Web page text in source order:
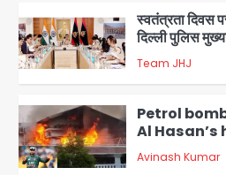
2
स्वतंत्रता दिवस
दिल्ली पुलिस
Team JHJ
3
Petrol
Al Hasan’s
वर्चुअल प्रेस
गुस्सा, शाकिब अल
Avinash Kumar